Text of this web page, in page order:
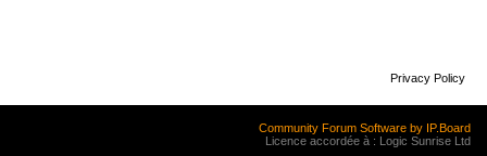
Privacy Policy
Community Forum Software by IP.Board
Licence accordée à : Logic Sunrise Ltd